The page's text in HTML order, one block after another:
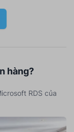
hàng?
RDS của